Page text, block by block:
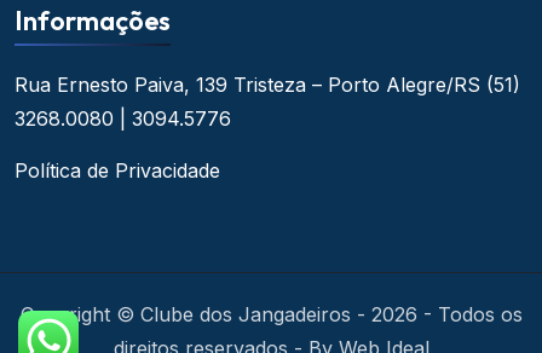
Informações
Rua Ernesto Paiva, 139 Tristeza – Porto Alegre/RS (51)
3268.0080 | 3094.5776
Política de Privacidade
Copyright © Clube dos Jangadeiros - 2026 - Todos os
direitos reservados - By Web Ideal